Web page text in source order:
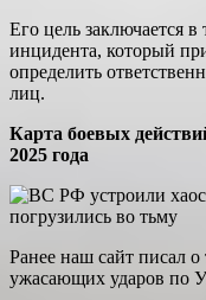
Его цель заключается
инцидента, который
определить
лиц.
Карта боевых
2025 года
Ранее наш сайт писал о
ужасающих ударов по